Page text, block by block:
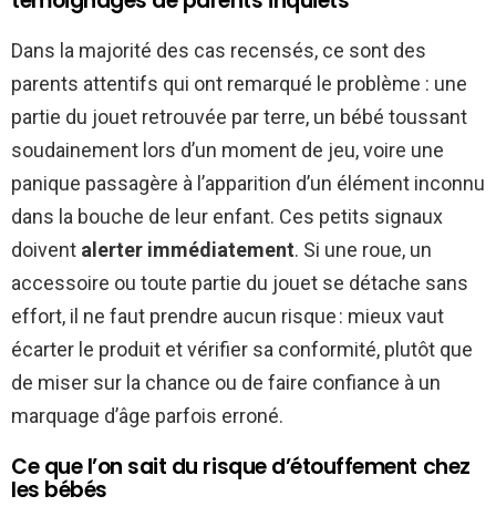
Dans la majorité des cas recensés, ce sont des
parents attentifs qui ont remarqué le problème : une
partie du jouet retrouvée par terre, un bébé toussant
soudainement lors d’un moment de jeu, voire une
panique passagère à l’apparition d’un élément inconnu
dans la bouche de leur enfant. Ces petits signaux
doivent alerter immédiatement. Si une roue, un
accessoire ou toute partie du jouet se détache sans
effort, il ne faut prendre aucun risque : mieux vaut
écarter le produit et vérifier sa conformité, plutôt que
de miser sur la chance ou de faire confiance à un
marquage d’âge parfois erroné.
Ce que l’on sait du risque d’étouffement chez
les bébés